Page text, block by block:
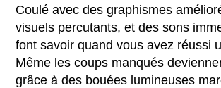
Coulé avec des graphismes
visuels percutants, et des sons
font savoir quand vous avez réussi
Même les coups manqués
grâce à des bouées lumineuses